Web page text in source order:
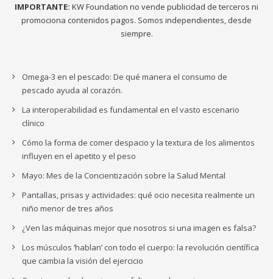
IMPORTANTE: KW Foundation no vende publicidad de terceros ni
promociona contenidos pagos. Somos independientes, desde
siempre.
Omega-3 en el pescado: De qué manera el consumo de
pescado ayuda al corazón.
La interoperabilidad es fundamental en el vasto escenario
clínico
Cómo la forma de comer despacio y la textura de los alimentos
influyen en el apetito y el peso
Mayo: Mes de la Concientización sobre la Salud Mental
Pantallas, prisas y actividades: qué ocio necesita realmente un
niño menor de tres años
¿Ven las máquinas mejor que nosotros si una imagen es falsa?
Los músculos ‘hablan’ con todo el cuerpo: la revolución científica
que cambia la visión del ejercicio